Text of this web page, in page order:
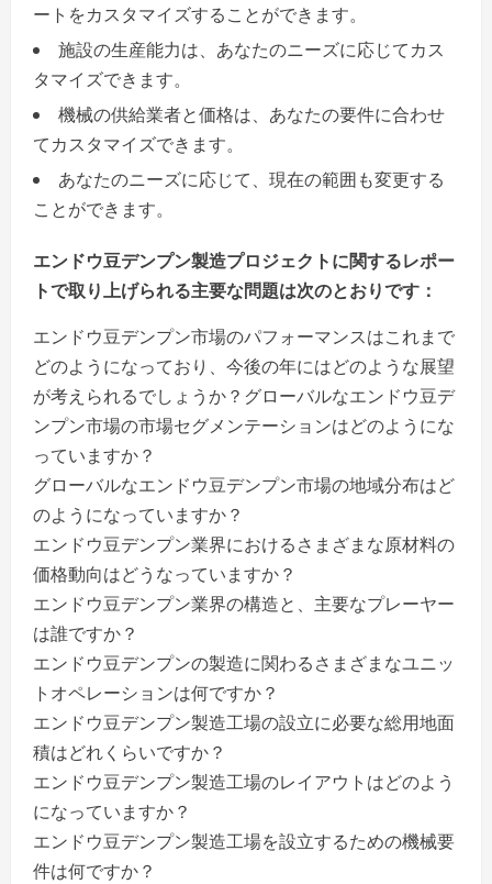
ートをカスタマイズすることができます。
施設の生産能力は、あなたのニーズに応じてカス
タマイズできます。
機械の供給業者と価格は、あなたの要件に合わせ
てカスタマイズできます。
あなたのニーズに応じて、現在の範囲も変更する
ことができます。
エンドウ豆デンプン製造プロジェクトに関するレポー
トで取り上げられる主要な問題は次のとおりです：
エンドウ豆デンプン市場のパフォーマンスはこれまで
どのようになっており、今後の年にはどのような展望
が考えられるでしょうか？グローバルなエンドウ豆デ
ンプン市場の市場セグメンテーションはどのようにな
っていますか？
グローバルなエンドウ豆デンプン市場の地域分布はど
のようになっていますか？
エンドウ豆デンプン業界におけるさまざまな原材料の
価格動向はどうなっていますか？
エンドウ豆デンプン業界の構造と、主要なプレーヤー
は誰ですか？
エンドウ豆デンプンの製造に関わるさまざまなユニッ
トオペレーションは何ですか？
エンドウ豆デンプン製造工場の設立に必要な総用地面
積はどれくらいですか？
エンドウ豆デンプン製造工場のレイアウトはどのよう
になっていますか？
エンドウ豆デンプン製造工場を設立するための機械要
件は何ですか？